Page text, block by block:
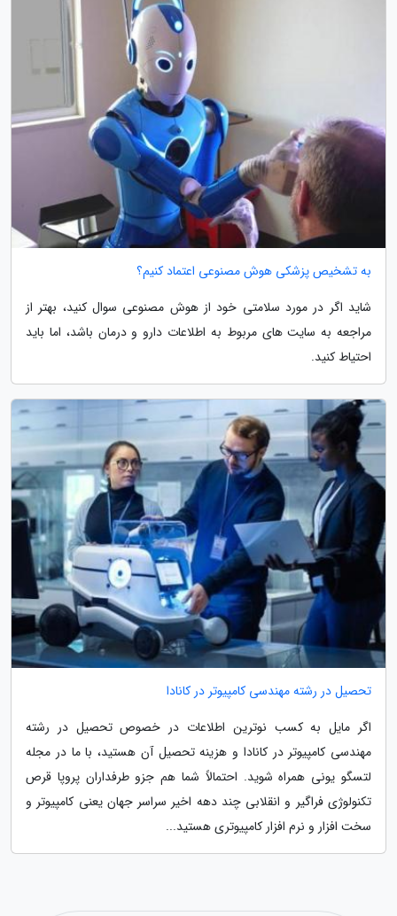
به تشخیص پزشکی هوش مصنوعی اعتماد کنیم؟
شاید اگر در مورد سلامتی خود از هوش مصنوعی سوال کنید، بهتر از
مراجعه به سایت های مربوط به اطلاعات دارو و درمان باشد، اما باید
احتیاط کنید.
تحصیل در رشته مهندسی کامپیوتر در کانادا
اگر مایل به کسب نوترین اطلاعات در خصوص تحصیل در رشته
مهندسی کامپیوتر در کانادا و هزینه تحصیل آن هستید، با ما در مجله
لتسگو یونی همراه شوید. احتمالاً شما هم جزو طرفداران پروپا قرص
تکنولوژی فراگیر و انقلابی چند دهه اخیر سراسر جهان یعنی کامپیوتر و
سخت افزار و نرم افزار کامپیوتری هستید...